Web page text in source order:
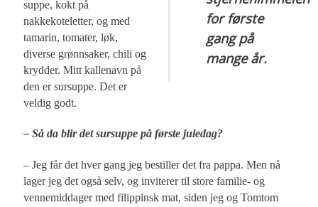
for første
gang på
mange år.
suppe, kokt på
nakkekoteletter, og med
tamarin, tomater, løk,
diverse grønnsaker, chili og
krydder. Mitt kallenavn på
den er sursuppe. Det er
veldig godt.
– Så da blir det sursuppe på første juledag?
– Jeg får det hver gang jeg bestiller det fra pappa. Men nå
lager jeg det også selv, og inviterer til store familie- og
vennemiddager med filippinsk mat, siden jeg og Tomtom